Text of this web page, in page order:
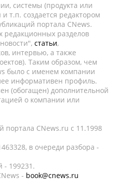
системы (продукта или
т.п. создается редактором
портала CNews.
редакционных разделов
статьи,
интервью, а также
Таким образом, чем
было с именем компании
информативен профиль.
(обогащен) дополнительной
о компании или
портала CNews.ru c 11.1998
в очереди разбора -
- 199231.
- book@cnews.ru